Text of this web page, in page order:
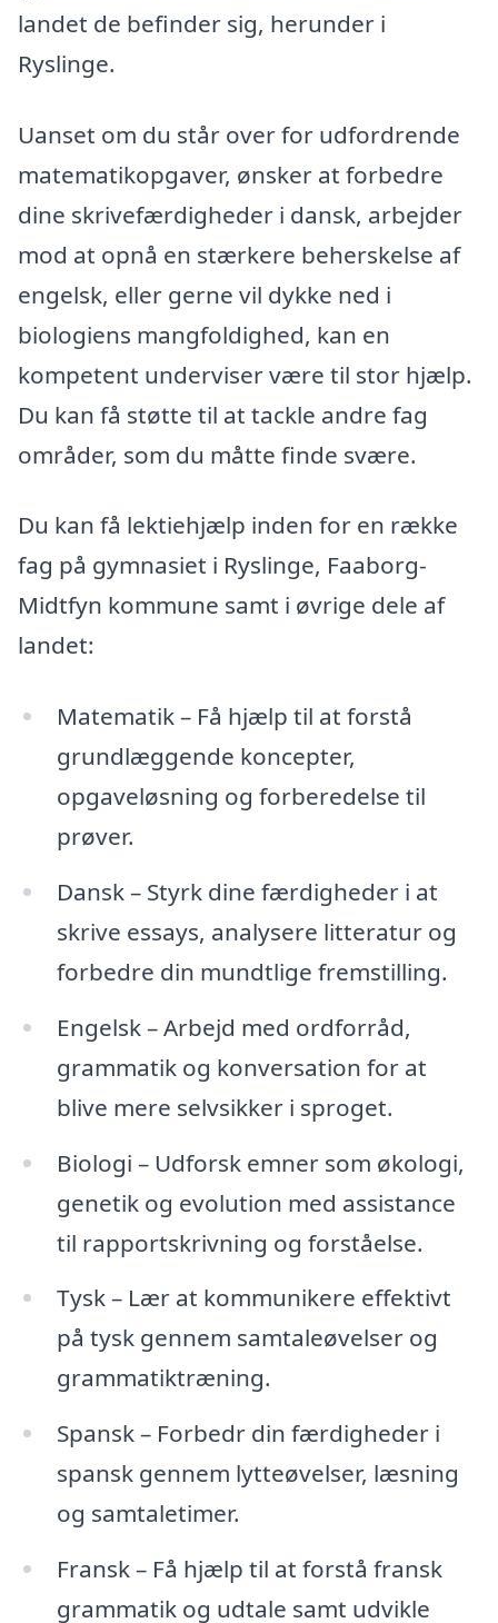
landet de befinder sig, herunder i
Ryslinge.
Uanset om du står over for udfordrende
matematikopgaver, ønsker at forbedre
dine skrivefærdigheder i dansk, arbejder
mod at opnå en stærkere beherskelse af
engelsk, eller gerne vil dykke ned i
biologiens mangfoldighed, kan en
kompetent underviser være til stor hjælp.
Du kan få støtte til at tackle andre fag
områder, som du måtte finde svære.
Du kan få lektiehjælp inden for en række
fag på gymnasiet i Ryslinge, Faaborg-
Midtfyn kommune samt i øvrige dele af
landet:
Matematik – Få hjælp til at forstå
grundlæggende koncepter,
opgaveløsning og forberedelse til
prøver.
Dansk – Styrk dine færdigheder i at
skrive essays, analysere litteratur og
forbedre din mundtlige fremstilling.
Engelsk – Arbejd med ordforråd,
grammatik og konversation for at
blive mere selvsikker i sproget.
Biologi – Udforsk emner som økologi,
genetik og evolution med assistance
til rapportskrivning og forståelse.
Tysk – Lær at kommunikere effektivt
på tysk gennem samtaleøvelser og
grammatiktræning.
Spansk – Forbedr din færdigheder i
spansk gennem lytteøvelser, læsning
og samtaletimer.
Fransk – Få hjælp til at forstå fransk
grammatik og udtale samt udvikle